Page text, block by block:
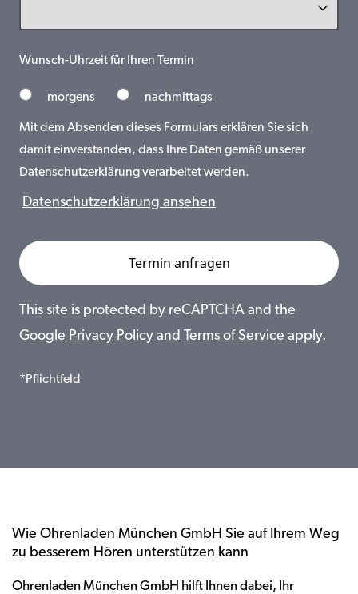
Wunsch-Uhrzeit für Ihren Termin
morgens nachmittags
Mit dem Absenden dieses Formulars erklären Sie sich
damit einverstanden, dass Ihre Daten gemäß unserer
Datenschutzerklärung verarbeitet werden.
Datenschutzerklärung ansehen
This site is protected by reCAPTCHA and the
Google Privacy Policy and Terms of Service apply.
*Pflichtfeld
Wie Ohrenladen München GmbH Sie auf Ihrem Weg
zu besserem Hören unterstützen kann
Ohrenladen München GmbH hilft Ihnen dabei, Ihr